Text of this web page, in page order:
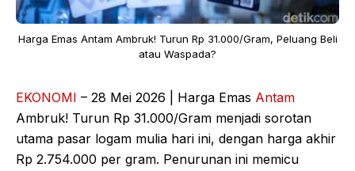
Harga Emas Antam Ambruk! Turun Rp 31.000/Gram, Peluang Beli
atau Waspada?
EKONOMI – 28 Mei 2026 | Harga Emas Antam
Ambruk! Turun Rp 31.000/Gram menjadi sorotan
utama pasar logam mulia hari ini, dengan harga akhir
Rp 2.754.000 per gram. Penurunan ini memicu